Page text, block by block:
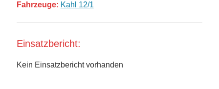
Fahrzeuge: Kahl 12/1
Einsatzbericht:
Kein Einsatzbericht vorhanden